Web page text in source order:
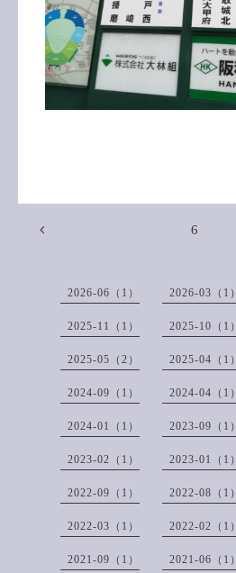
6
2026-06（1） 2026-03（1）
2025-11（1） 2025-10（1）
2025-05（2） 2025-04（1）
2024-09（1） 2024-04（1）
2024-01（1） 2023-09（1）
2023-02（1） 2023-01（1）
2022-09（1） 2022-08（1）
2022-03（1） 2022-02（1）
2021-09（1） 2021-06（1）